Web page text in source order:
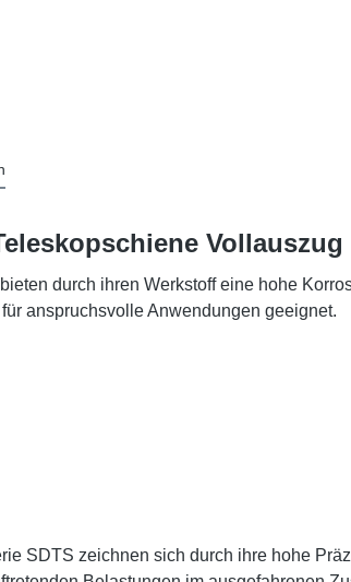
Vollauszug
durch ihren Werkstoff eine hohe
anspruchsvolle Anwendungen geeignet.
SDTS zeichnen sich durch ihre hohe